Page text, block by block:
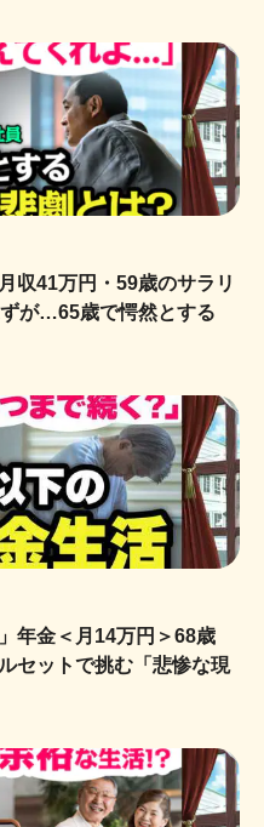
収41万円・59歳のサラリ
が…65歳で愕然とする
年金＜月14万円＞68歳
セットで挑む「悲惨な現